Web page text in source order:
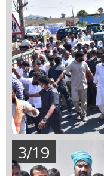
3/19